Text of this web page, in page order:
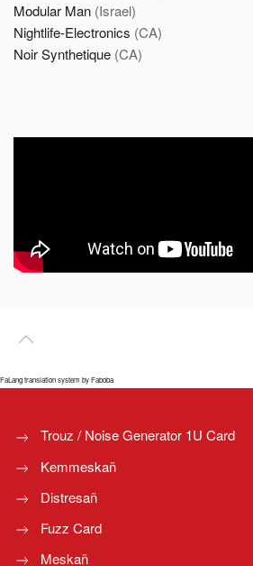
Modular Man (Israel)
Nightlife-Electronics (CA)
Noir Synthetique (CA)
FaLang translation system by Faboba
Trouz / Noise Generator 1U Card
Kemmeskañ
Distresañ
Fuzz Card
Meskañ